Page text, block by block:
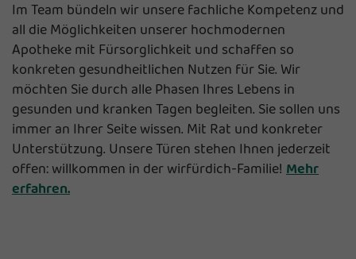
Im Team bündeln wir unsere fachliche Kompetenz und
all die Möglichkeiten unserer hochmodernen
Apotheke mit Fürsorglichkeit und schaffen so
konkreten gesundheitlichen Nutzen für Sie. Wir
möchten Sie durch alle Phasen Ihres Lebens in
gesunden und kranken Tagen begleiten. Sie sollen uns
immer an Ihrer Seite wissen. Mit Rat und konkreter
Unterstützung. Unsere Türen stehen Ihnen jederzeit
offen: willkommen in der wirfürdich-Familie! Mehr
erfahren.